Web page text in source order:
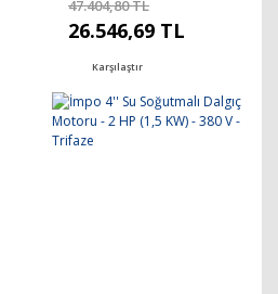
47.404,80 TL
26.546,69 TL
Karşılaştır